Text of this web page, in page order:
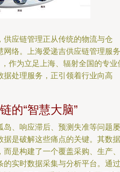
应链管理正从传统的物流与仓
网络。上海爱递吉供应链管理服务
作为立足上海、辐射全国的专业
处理服务，正引领着行业向高
的“智慧大脑”
岛、响应滞后、预测失准等问题屡
据是破解这些痛点的关键。其数据
而是构建了一个覆盖采购、生产、
的实时数据采集与分析平台。通过